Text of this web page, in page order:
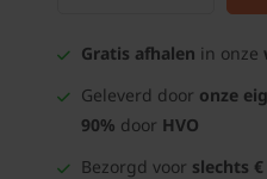
Gratis afhalen in onze
Geleverd door onze
90% door HVO
Bezorgd voor slechts €